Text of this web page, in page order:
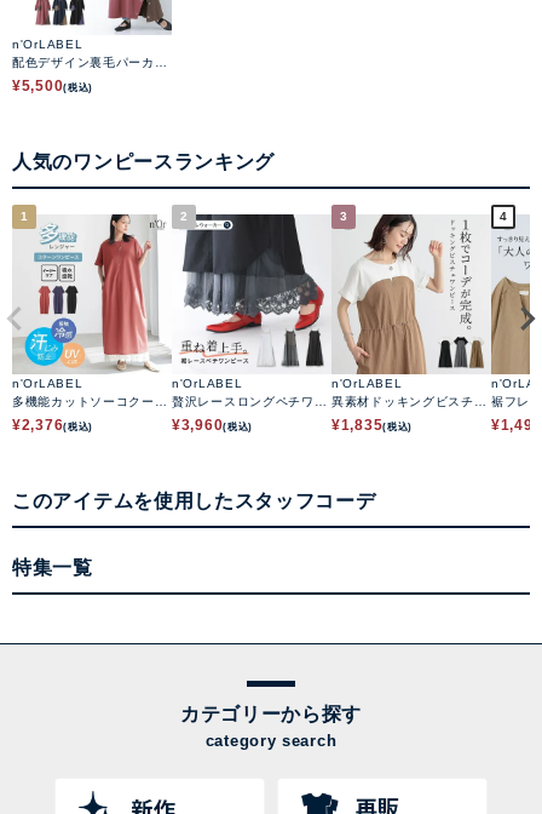
n'OrLABEL
配色デザイン裏毛パーカー
ワンピース
¥5,500(税込)
人気のワンピースランキング
1
n'OrLABEL
多機能カットソーコクーン
ワンピース
¥2,376(税込)
2
n'OrLABEL
贅沢レースロングペチワン
ピース
¥3,960(税込)
3
n'OrLABEL
異素材ドッキングビスチェ
ワンピース
¥1,835(税込)
4
裾フレ
ース
¥1,493
このアイテムを使用したスタッフコーデ
特集一覧
カテゴリーから探す
category search